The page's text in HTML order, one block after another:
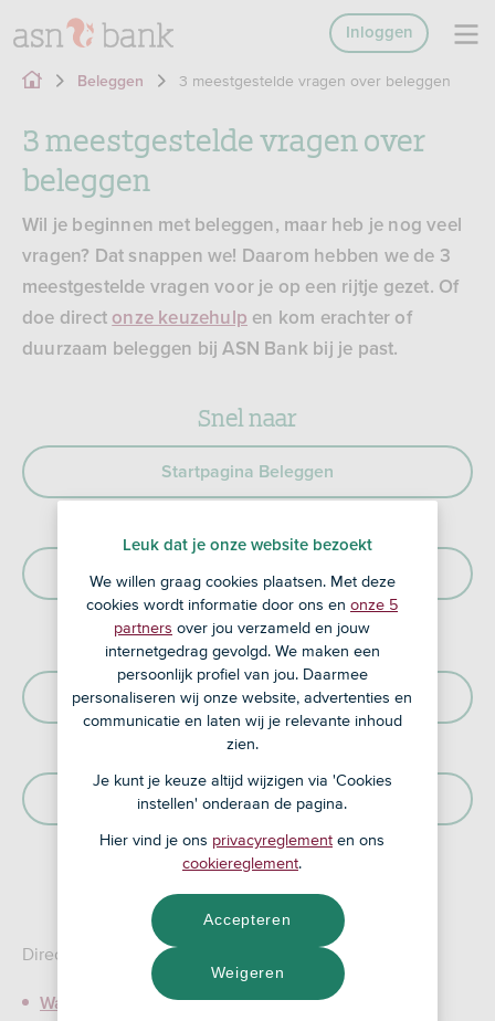
Inloggen
Beleggen 3 meestgestelde vragen over beleggen
3 meestgestelde vragen over
beleggen
Wil je beginnen met beleggen, maar heb je nog veel
vragen? Dat snappen we! Daarom hebben we de 3
meestgestelde vragen voor je op een rijtje gezet. Of
doe direct onze keuzehulp en kom erachter of
duurzaam beleggen bij ASN Bank bij je past.
Snel naar
Startpagina Beleggen
Beginnende Belegger
Beleggen Keuzehulp
Actieve ASN Beleggers
Direct naar de vragen:
Wat is beleggen?
Leuk dat je onze website bezoekt
We willen graag cookies plaatsen. Met deze
cookies wordt informatie door ons en onze 5
partners over jou verzameld en jouw
internetgedrag gevolgd. We maken een
persoonlijk profiel van jou. Daarmee
personaliseren wij onze website, advertenties en
communicatie en laten wij je relevante inhoud
zien.
Je kunt je keuze altijd wijzigen via 'Cookies
instellen' onderaan de pagina.
Hier vind je ons privacyreglement en ons
cookiereglement.
Weigeren
Accepteren